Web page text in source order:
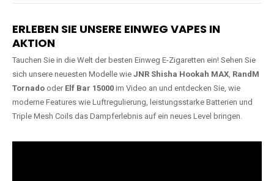
ERLEBEN SIE UNSERE EINWEG VAPES IN
AKTION
Tauchen Sie in die Welt der besten Einweg E-Zigaretten ein! Sehen Sie
sich unsere neuesten Modelle wieJNR Shisha Hookah MAX,RandM
Tornado oderElf Bar 15000im Video an und entdecken Sie, wie
moderne Features wie Luftregulierung, leistungsstarke Batterien und